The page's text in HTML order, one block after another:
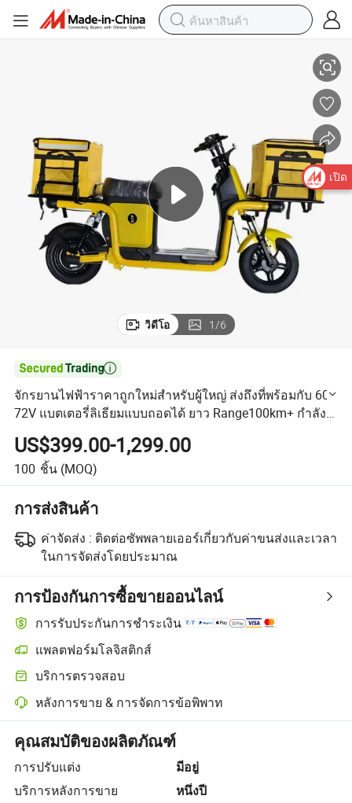
วิดีโอ 1/6

จักรยานไฟฟ้าราคาถูกใหม่สำหรับผู้ใหญ่ ส่งถึงที่พร้อมกับ 60V
72V แบตเตอรี่ลิเธียมแบบถอดได้ ยาว Range100km+ กำลัง
ใหญ่ ความเร็วสูง
US$399.00-1,299.00
100 ชิ้น (MOQ)
การส่งสินค้า
ค่าจัดส่ง : ติดต่อซัพพลายเออร์เกี่ยวกับค่าขนส่งและเวลา
ในการจัดส่งโดยประมาณ
การป้องกันการซื้อขายออนไลน์
การรับประกันการชำระเงิน
แพลตฟอร์มโลจิสติกส์
การติดตามการจัดส่งที่ชัดเจนยิ่งขึ้นด้วยการขนส่งที่รองรับโดยแพลตฟอ
บริการตรวจสอบ
การตรวจสอบก่อนการจัดส่งแบบเลือกได้สำหรับการตรวจสอบคุณภาพ
หลังการขาย & การจัดการข้อพิพาท
การแก้ไขข้อพิพาทที่ช่วยโดยแพลตฟอร์ม รวมถึงการคืนเงินหรือการคืน
คุณสมบัติของผลิตภัณฑ์
การปรับแต่ง
มีอยู่
บริการหลังการขาย
หนึ่งปี
เปิด